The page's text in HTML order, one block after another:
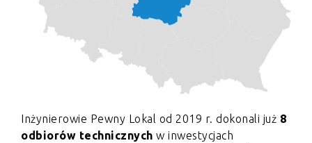
Inżynierowie Pewny Lokal od 2019 r. dokonali już 8
odbiorów technicznych w inwestycjach